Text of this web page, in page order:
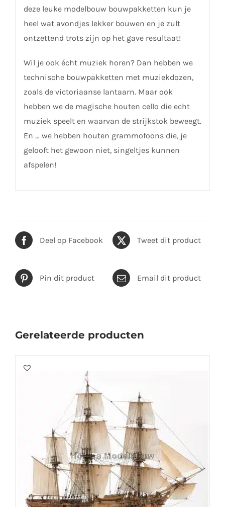
deze leuke modelbouw bouwpakketten kun je
heel wat avondjes lekker bouwen en je zult
ontzettend trots zijn op het gave resultaat!
Wil je ook écht muziek horen? Dan hebben we
technische bouwpakketten met muziekdozen,
zoals de victoriaanse lantaarn. Maar ook
hebben we de magische houten cello die echt
muziek speelt en waarvan de strijkstok beweegt.
En … we hebben houten grammofoons die, je
gelooft het gewoon niet, singeltjes kunnen
afspelen!
Deel op Facebook Tweet dit product
Pin dit product Email dit product
Gerelateerde producten